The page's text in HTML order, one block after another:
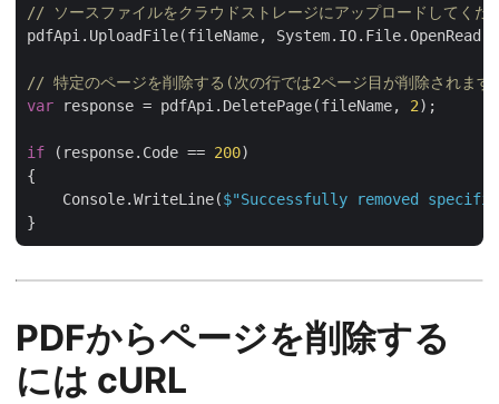
// ソースファイルをクラウドストレージにアップロードしてくだ
pdfApi.UploadFile(fileName,
// 特定のページを削除する(次の行では2ページ目が削除されます
var response = pdfApi.DeletePage(fileName, 2);
if (response.Code == 200)
{
    Console.WriteLine(
$"Successfully removed
PDFからページを削除する
には cURL